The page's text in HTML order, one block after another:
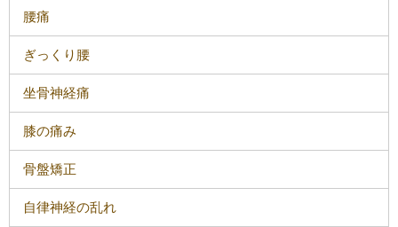
腰痛
ぎっくり腰
坐骨神経痛
膝の痛み
骨盤矯正
自律神経の乱れ